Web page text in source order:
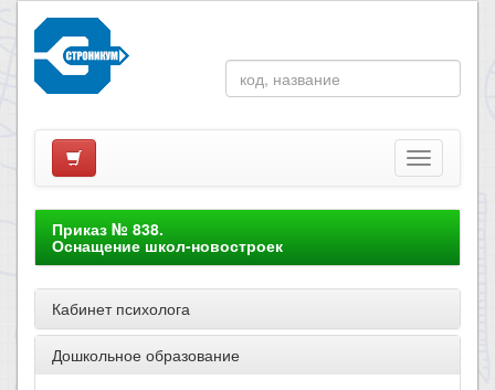
Приказ № 838.
Оснащение школ-новостроек
Кабинет психолога
Дошкольное образование